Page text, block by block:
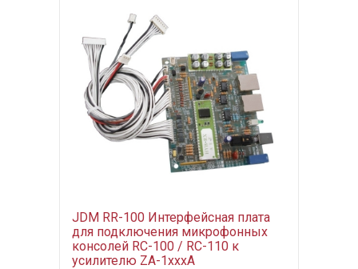
JDM RR-100 Интерфейсная плата
для подключения микрофонных
консолей RC-100 / RC-110 к
усилителю ZA-1xxxA